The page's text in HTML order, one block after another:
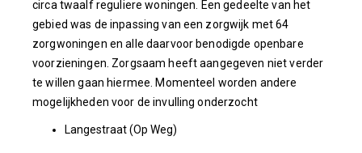
circa twaalf reguliere woningen. Een gedeelte van het
gebied was de inpassing van een zorgwijk met 64
zorgwoningen en alle daarvoor benodigde openbare
voorzieningen. Zorgsaam heeft aangegeven niet verder
te willen gaan hiermee. Momenteel worden andere
mogelijkheden voor de invulling onderzocht
Langestraat (Op Weg)